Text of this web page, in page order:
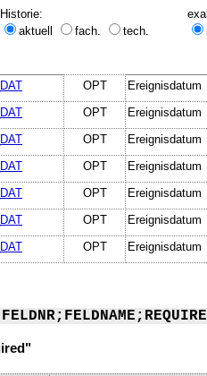
Historie:
aktuell
fach. tech.
OPT Ereignisdatum
OPT Ereignisdatum
OPT Ereignisdatum
OPT Ereignisdatum
OPT Ereignisdatum
OPT Ereignisdatum
OPT Ereignisdatum